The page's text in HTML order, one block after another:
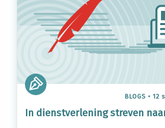
BLOGS • 12
In dienstverlening streven